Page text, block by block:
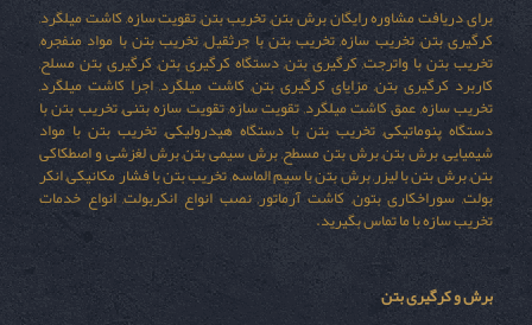
برای دریافت مشاوره رایگان برش بتن, تخریب بتن, تقویت سازه, کاشت میلگرد,
کرگیری بتن, تخریب سازه, تخریب بتن با جرثقیل, تخریب بتن با مواد منفجره,
تخریب بتن با واترجت, کرگیری بتن, دستگاه کرگیری بتن, کرگیری بتن مسلح,
کاربرد کرگیری بتن, مزایای کرگیری بتن, کاشت میلگرد, اجرا کاشت میلگرد,
تخریب سازه, عمق کاشت میلگرد, تقویت سازه, تقویت سازه بتنی, تخریب بتن با
دستگاه پنوماتیکی, تخریب بتن با دستگاه هیدرولیکی, تخریب بتن با مواد
شیمیایی, برش بتن, برش بتن مسطح, برش سیمی بتن, برش لغزشی و اصطکاکی
بتن, برش بتن با لیزر, برش بتن با سیم الماسه, تخریب بتن با فشار مکانیکی, انکر
بولت, سوراخکاری بتون, کاشت آرماتور, نصب انواع انکربولت, انواع خدمات
تخریب سازه با ما تماس بگیرید.
برش و کرگیری بتن